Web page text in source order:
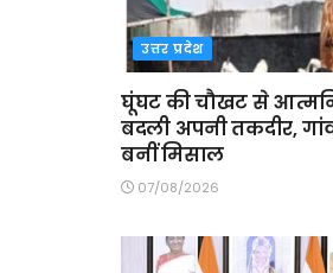
उत्तर प्रदेश
घूंघट की चौखट से
बदली अपनी तकदीर,
बनीं मिसाल
07/08/2026